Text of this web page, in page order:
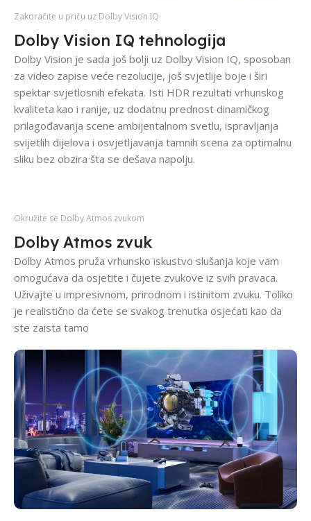
Zakoračite u priču uz Dolby Vision IQ
Dolby Vision IQ tehnologija
Dolby Vision je sada još bolji uz Dolby Vision IQ, sposoban
za video zapise veće rezolucije, još svjetlije boje i širi
spektar svjetlosnih efekata. Isti HDR rezultati vrhunskog
kvaliteta kao i ranije, uz dodatnu prednost dinamičkog
prilagođavanja scene ambijentalnom svetlu, ispravljanja
svijetlih dijelova i osvjetljavanja tamnih scena za optimalnu
sliku bez obzira šta se dešava napolju.
Okružite se Dolby Atmos zvukom
Dolby Atmos zvuk
Dolby Atmos pruža vrhunsko iskustvo slušanja koje vam
omogućava da osjetite i čujete zvukove iz svih pravaca.
Uživajte u impresivnom, prirodnom i istinitom zvuku. Toliko
je realistično da ćete se svakog trenutka osjećati kao da
ste zaista tamo